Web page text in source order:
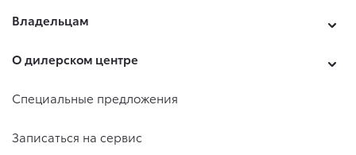
Владельцам
О дилерском центре
Специальные предложения
Записаться на сервис